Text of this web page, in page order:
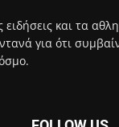
ειδήσεις και τα
για ότι